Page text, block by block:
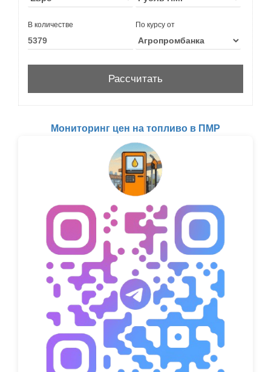
В количестве По курсу от
Мониторинг цен на топливо в ПМР